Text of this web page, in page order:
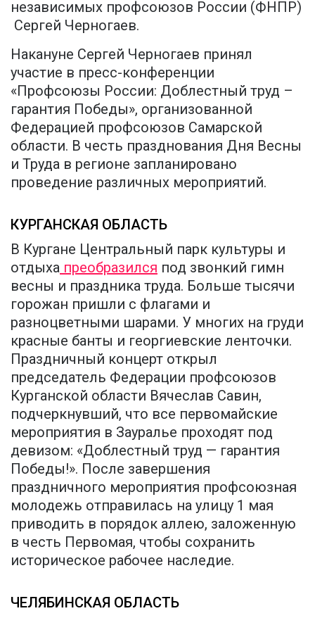
независимых профсоюзов России (ФНПР)
Сергей Черногаев.
Накануне Сергей Черногаев принял
участие в пресс-конференции
«Профсоюзы России: Доблестный труд –
гарантия Победы», организованной
Федерацией профсоюзов Самарской
области. В честь празднования Дня Весны
и Труда в регионе запланировано
проведение различных мероприятий.
КУРГАНСКАЯ ОБЛАСТЬ
В Кургане Центральный парк культуры и
отдыха преобразился под звонкий гимн
весны и праздника труда. Больше тысячи
горожан пришли с флагами и
разноцветными шарами. У многих на груди
красные банты и георгиевские ленточки.
Праздничный концерт открыл
председатель Федерации профсоюзов
Курганской области Вячеслав Савин,
подчеркнувший, что все первомайские
мероприятия в Зауралье проходят под
девизом: «Доблестный труд — гарантия
Победы!». После завершения
праздничного мероприятия профсоюзная
молодежь отправилась на улицу 1 мая
приводить в порядок аллею, заложенную
в честь Первомая, чтобы сохранить
историческое рабочее наследие.
ЧЕЛЯБИНСКАЯ ОБЛАСТЬ